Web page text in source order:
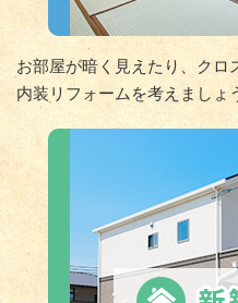
お部屋が暗く見えたり、クロ
内装リフォームを考えましょ